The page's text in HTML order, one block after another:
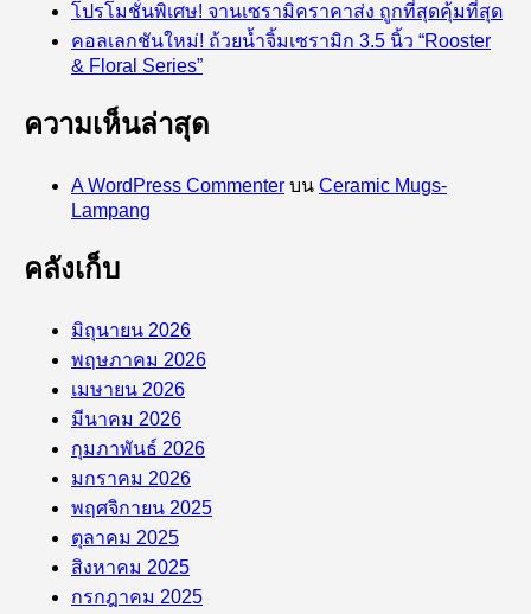
โปรโมชั่นพิเศษ! จานเซรามิคราคาส่ง ถูกที่สุดคุ้มที่สุด
คอลเลกชันใหม่! ถ้วยน้ำจิ้มเซรามิก 3.5 นิ้ว “Rooster
& Floral Series”
ความเห็นล่าสุด
A WordPress Commenter บน Ceramic Mugs-
Lampang
คลังเก็บ
มิถุนายน 2026
พฤษภาคม 2026
เมษายน 2026
มีนาคม 2026
กุมภาพันธ์ 2026
มกราคม 2026
พฤศจิกายน 2025
ตุลาคม 2025
สิงหาคม 2025
กรกฎาคม 2025